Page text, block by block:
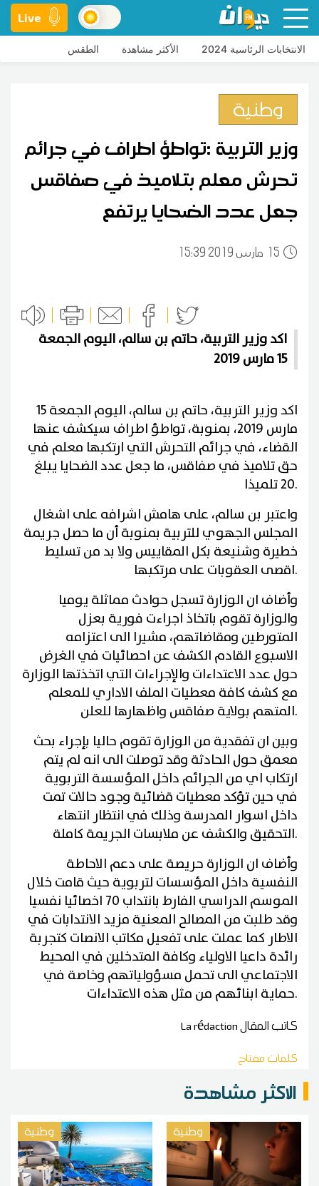
Live
الانتخابات الرئاسية 2024 الأكثر مشاهدة الطقس
وطنية
وزير التربية :تواطؤ اطراف في جرائم
تحرش معلم بتلاميذ في صفاقس
جعل عدد الضحايا يرتفع
15 15:39 2019 مارس
اكد وزير التربية، حاتم بن سالم، اليوم الجمعة
15 مارس 2019
اكد وزير التربية، حاتم بن سالم، اليوم الجمعة 15
مارس 2019، بمنوبة، تواطؤ اطراف سيكشف عنها
القضاء، في جرائم التحرش التي ارتكبها معلم في
حق تلاميذ في صفاقس، ما جعل عدد الضحايا يبلغ
20 تلميذا.
واعتبر بن سالم، على هامش اشرافه على اشغال
المجلس الجهوي للتربية بمنوبة أن ما حصل جريمة
خطيرة وشنيعة بكل المقاييس ولا بد من تسليط
اقصى العقوبات على مرتكبها.
وأضاف ان الوزارة تسجل حوادث مماثلة يوميا
والوزارة تقوم باتخاذ اجراءت فورية بعزل
المتورطين ومقاضاتهم، مشيرا الى اعتزامه
الاسبوع القادم الكشف عن احصائيات في الغرض
حول عدد الاعتداءات والإجراءات التي اتخذتها الوزارة
مع كشف كافة معطيات الملف الاداري للمعلم
المتهم بولاية صفاقس واظهارها للعلن.
وبين ان تفقدية من الوزارة تقوم حاليا بإجراء بحث
معمق حول الحادثة وقد توصلت الى انه لم يتم
ارتكاب اي من الجرائم داخل المؤسسة التربوية
في حين تؤكد معطيات قضائية وجود حالات تمت
داخل اسوار المدرسة وذلك في انتظار انتهاء
التحقيق والكشف عن ملابسات الجريمة كاملة.
وأضاف ان الوزارة حريصة على دعم الاحاطة
النفسية داخل المؤسسات لتربوية حيث قامت خلال
الموسم الدراسي الفارط بانتداب 70 اخصائيا نفسيا
وقد طلبت من المصالح المعنية مزيد الانتدابات في
الاطار كما عملت على تفعيل مكاتب الانصات كتجربة
رائدة داعيا الاولياء وكافة المتدخلين في المحيط
الاجتماعي الى تحمل مسؤولياتهم وخاصة في
حماية ابنائهم من مثل هذه الاعتداءات.
كاتب المقالLa rédaction
كلمات مفتاح
الاكثر مشاهدة
وطنية وطنية